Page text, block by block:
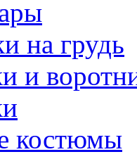
на грудь
и
костюмы